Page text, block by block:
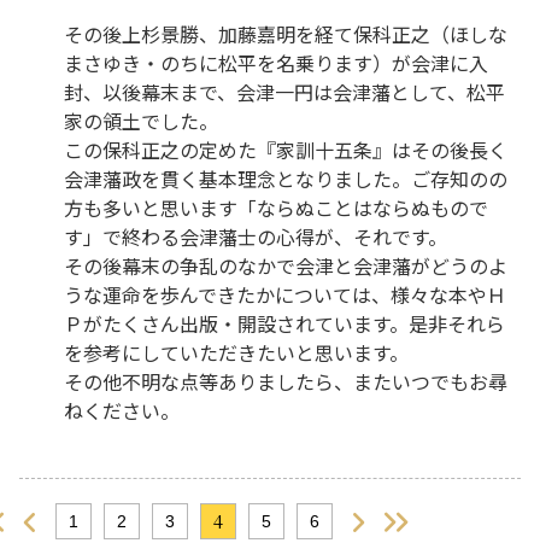
その後上杉景勝、加藤嘉明を経て保科正之（ほしな
まさゆき・のちに松平を名乗ります）が会津に入
封、以後幕末まで、会津一円は会津藩として、松平
家の領土でした。
この保科正之の定めた『家訓十五条』はその後長く
会津藩政を貫く基本理念となりました。ご存知のの
方も多いと思います「ならぬことはならぬもので
す」で終わる会津藩士の心得が、それです。
その後幕末の争乱のなかで会津と会津藩がどうのよ
うな運命を歩んできたかについては、様々な本やＨ
Ｐがたくさん出版・開設されています。是非それら
を参考にしていただきたいと思います。
その他不明な点等ありましたら、またいつでもお尋
ねください。
1 2 3 4 5 6